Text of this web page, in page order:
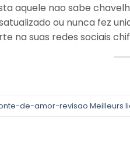
aquele nao sabe
ou nunca fez
na suas redes sociais
de-amor-revisao Meilleurs